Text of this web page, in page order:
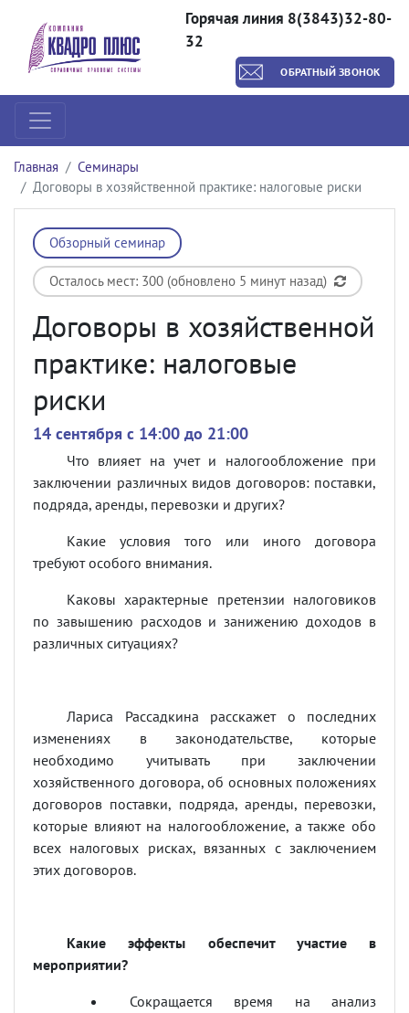
Горячая линия 8(3843)32-80-
32
ОБРАТНЫЙ ЗВОНОК
Главная
Семинары
Договоры в хозяйственной практике: налоговые риски
Обзорный семинар
Осталось мест: 300 (обновлено 5 минут назад)
Договоры в хозяйственной
практике: налоговые
риски
14 сентября c 14:00 до 21:00
Что влияет на учет и налогообложение при
заключении различных видов договоров: поставки,
подряда, аренды, перевозки и других?
Какие условия того или иного договора
требуют особого внимания.
Каковы характерные претензии налоговиков
по завышению расходов и занижению доходов в
различных ситуациях?
Лариса Рассадкина расскажет о последних
изменениях в законодательстве, которые
необходимо учитывать при заключении
хозяйственного договора, об основных положениях
договоров поставки, подряда, аренды, перевозки,
которые влияют на налогообложение, а также обо
всех налоговых рисках, вязанных с заключением
этих договоров.
Какие эффекты обеспечит участие в
мероприятии?
Сокращается время на анализ